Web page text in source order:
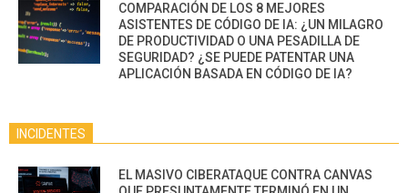
COMPARACIÓN DE LOS 8 MEJORES
ASISTENTES DE CÓDIGO DE IA: ¿UN MILAGRO
DE PRODUCTIVIDAD O UNA PESADILLA DE
SEGURIDAD? ¿SE PUEDE PATENTAR UNA
APLICACIÓN BASADA EN CÓDIGO DE IA?
INCIDENTES
EL MASIVO CIBERATAQUE CONTRA CANVAS